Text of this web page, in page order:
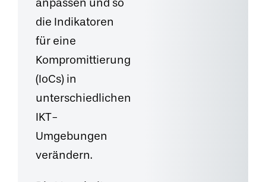
anpassen und so
die Indikatoren
für eine
Kompromittierung
(IoCs) in
unterschiedlichen
IKT-
Umgebungen
verändern.